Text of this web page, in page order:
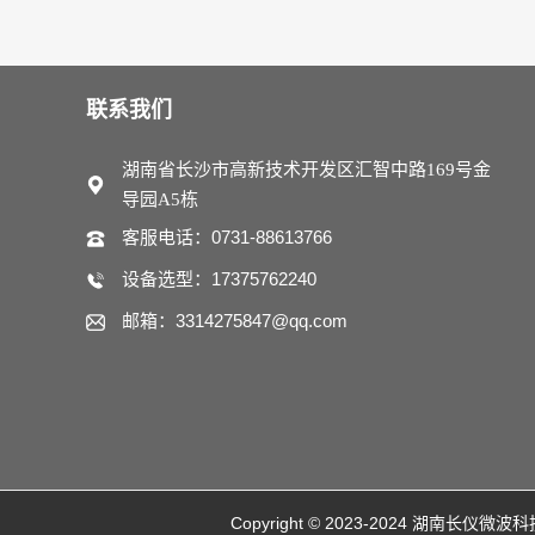
联系我们
湖南省长沙市高新技术开发区汇智中路169号金
导园A5栋
客服电话：0731-88613766
设备选型：17375762240
邮箱：3314275847@qq.com
Copyright © 2023-2024 湖南长仪微波